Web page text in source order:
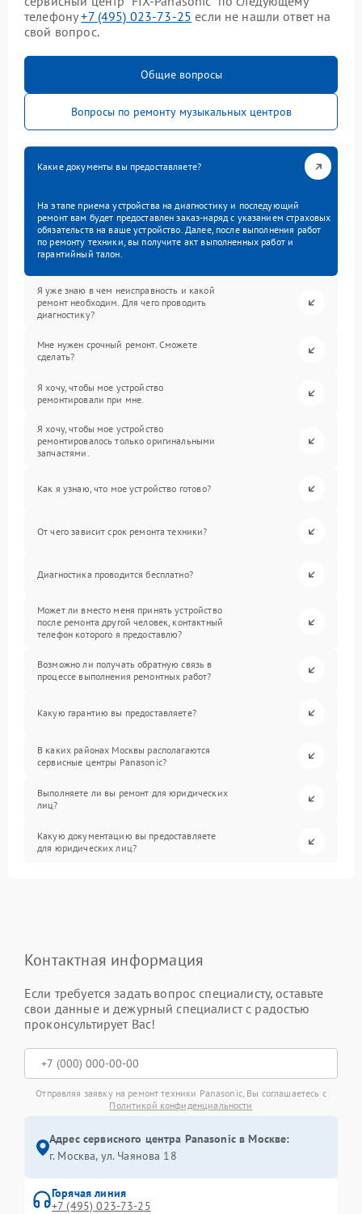
телефону+7 (495) 023-73-25 если не нашли ответ на
свой вопрос.
Общие вопросы
Вопросы по ремонту музыкальных центров
Какие документы вы предоставляете?
На этапе приема устройства на диагностику и последующий
ремонт вам будет предоставлен заказ-наряд с указанием страховых
обязательств на ваше устройство. Далее, после выполнения работ
по ремонту техники, вы получите акт выполненных работ и
гарантийный талон.
Я уже знаю в чем неисправность и какой
ремонт необходим. Для чего проводить
диагностику?
Мне нужен срочный ремонт. Сможете
сделать?
Я хочу, чтобы мое устройство
ремонтировали при мне.
Я хочу, чтобы мое устройство
ремонтировалось только оригинальными
запчастями.
Как я узнаю, что мое устройство готово?
От чего зависит срок ремонта техники?
Диагностика проводится бесплатно?
Может ли вместо меня принять устройство
после ремонта другой человек, контактный
телефон которого я предоставлю?
Возможно ли получать обратную связь в
процессе выполнения ремонтных работ?
Какую гарантию вы предоставляете?
В каких районах Москвы располагаются
сервисные центры Panasonic?
Выполняете ли вы ремонт для юридических
лиц?
Какую документацию вы предоставляете
для юридических лиц?
Контактная информация
Если требуется задать вопрос специалисту, оставьте
свои данные и дежурный специалист с радостью
проконсультирует Вас!
Отправляя заявку на ремонт техники Panasonic, Вы соглашаетесь с
Политикой конфиденциальности
Адрес сервисного центра Panasonic в Москве:
г. Москва, ул. Чаянова 18
Горячая линия
+7 (495) 023-73-25